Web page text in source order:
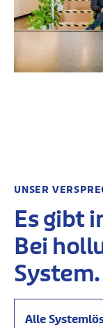
UNSER
Es gibt
Bei
Alle